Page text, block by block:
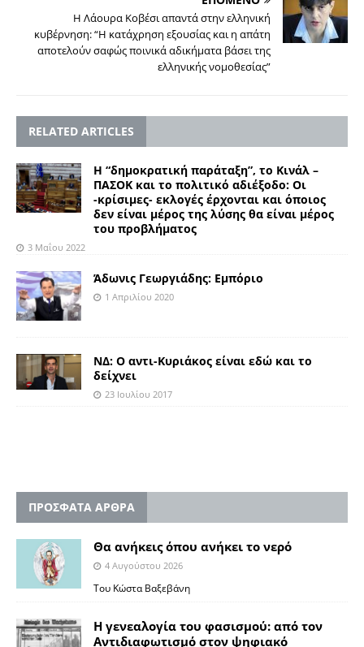
Η Λάουρα Κοβέσι απαντά στην ελληνική
κυβέρνηση: “H κατάχρηση εξουσίας και η απάτη
αποτελούν σαφώς ποινικά αδικήματα βάσει της
ελληνικής νομοθεσίας”
RELATED ARTICLES
Η “δημοκρατική παράταξη”, το Κινάλ –
ΠΑΣΟΚ και το πολιτικό αδιέξοδο: Οι
-κρίσιμες- εκλογές έρχονται και όποιος
δεν είναι μέρος της λύσης θα είναι μέρος
του προβλήματος
3 Μαΐου 2022
Άδωνις Γεωργιάδης: Εμπόριο
1 Απριλίου 2020
ΝΔ: O αντι-Κυριάκος είναι εδώ και το
δείχνει
23 Ιουλίου 2017
ΠΡΟΣΦΑΤΑ ΑΡΘΡΑ
Θα ανήκεις όπου ανήκει το νερό
4 Αυγούστου 2026
Του Κώστα Βαξεβάνη
Η γενεαλογία του φασισμού: από τον
Αντιδιαφωτισμό στον ψηφιακό